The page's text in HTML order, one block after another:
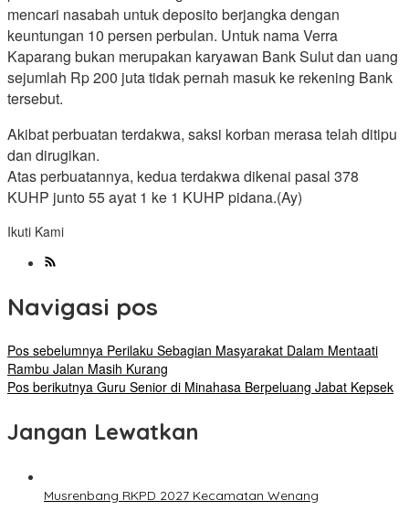
mencari nasabah untuk deposito berjangka dengan
keuntungan 10 persen perbulan. Untuk nama Verra
Kaparang bukan merupakan karyawan Bank Sulut dan uang
sejumlah Rp 200 juta tidak pernah masuk ke rekening Bank
tersebut.
Akibat perbuatan terdakwa, saksi korban merasa telah ditipu
dan dirugikan.
Atas perbuatannya, kedua terdakwa dikenai pasal 378
KUHP junto 55 ayat 1 ke 1 KUHP pidana.(Ay)
Ikuti Kami
Navigasi pos
Pos sebelumnya Perilaku Sebagian Masyarakat Dalam Mentaati
Rambu Jalan Masih Kurang
Pos berikutnya Guru Senior di Minahasa Berpeluang Jabat Kepsek
Jangan Lewatkan
Musrenbang RKPD 2027 Kecamatan Wenang